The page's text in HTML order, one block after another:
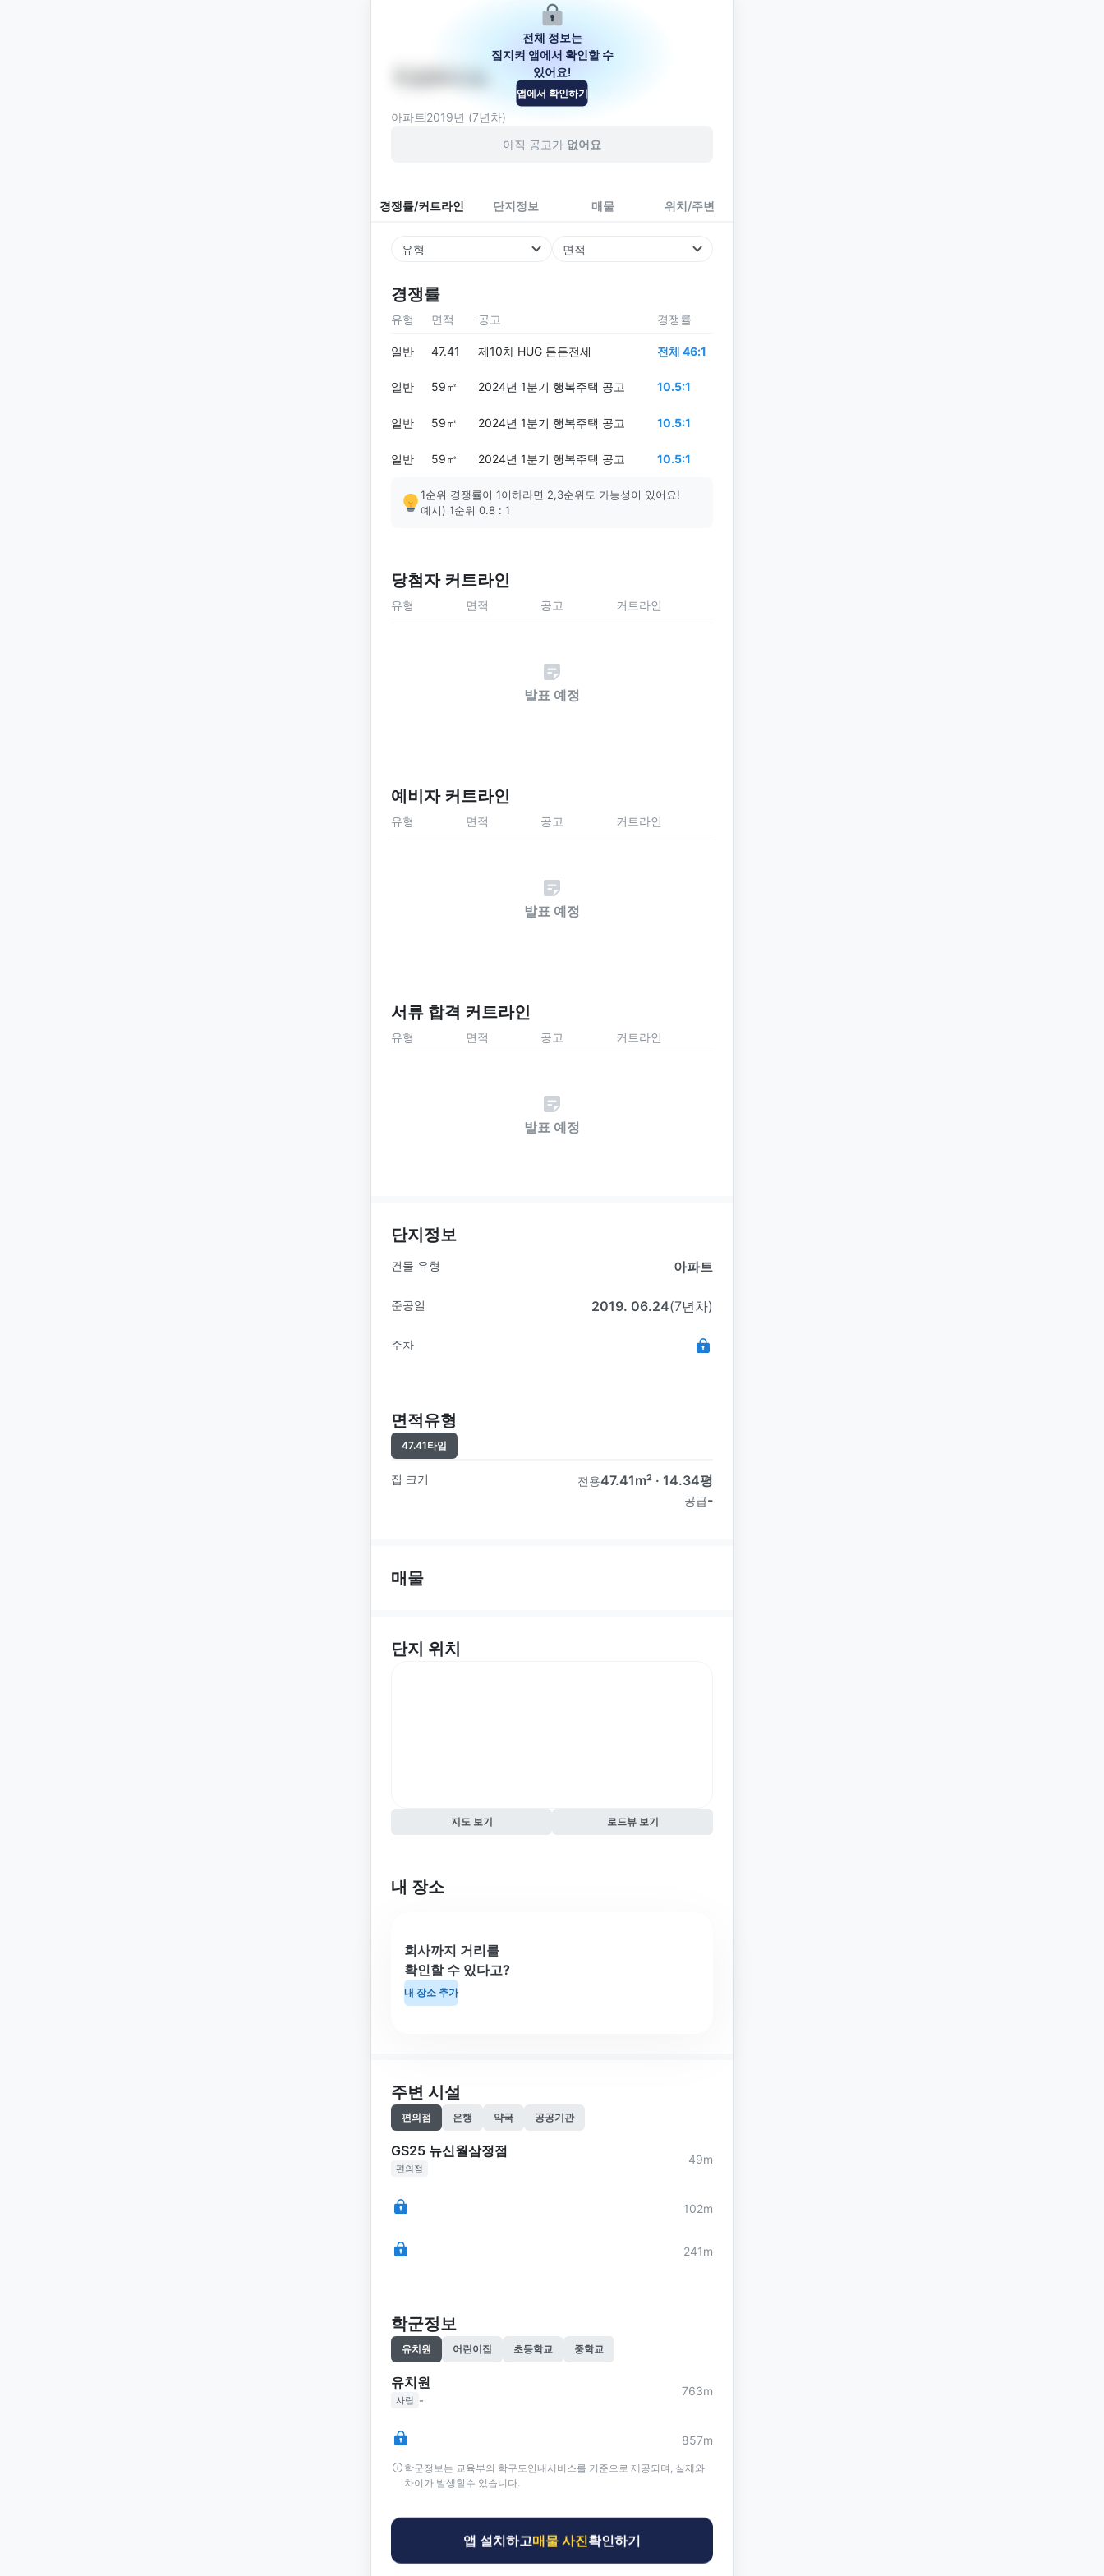
서울특별시 양천구 남부순환로67길 14-16
아파트 2019년 (7년차)
아직 공고가 없어요
경쟁률/커트라인 단지정보 매물 위치/주변
유형 면적
경쟁률
전체 정보는
집지켜 앱에서 확인할 수
있어요!
앱에서 확인하기
유형 면적 공고 경쟁률
일반 47.41 제10차 HUG 든든전세 전체 46:1
일반 59㎡ 2024년 1분기 행복주택 공고 10.5:1
일반 59㎡ 2024년 1분기 행복주택 공고 10.5:1
일반 59㎡ 2024년 1분기 행복주택 공고 10.5:1
1순위 경쟁률이 1이하라면 2,3순위도 가능성이 있어요!
예시) 1순위 0.8 : 1
당첨자 커트라인
유형 면적 공고 커트라인
발표 예정
예비자 커트라인
유형 면적 공고 커트라인
발표 예정
서류 합격 커트라인
유형 면적 공고 커트라인
발표 예정
단지정보
건물 유형 아파트
준공일 2019. 06.24(7년차)
주차
면적유형
47.41타입
집 크기 전용47.41m² · 14.34평
공급-
매물
단지 위치
지도 보기 로드뷰 보기
내 장소
회사까지 거리를
확인할 수 있다고?
내 장소 추가
주변 시설
편의점 은행 약국 공공기관
GS25 뉴신월삼정점
편의점
49m
102m
241m
학군정보
유치원 어린이집 초등학교 중학교
유치원
사립 -
763m
857m
학군정보는 교육부의 학구도안내서비스를 기준으로 제공되며, 실제와
차이가 발생할수 있습니다.
앱 설치하고매물 사진확인하기